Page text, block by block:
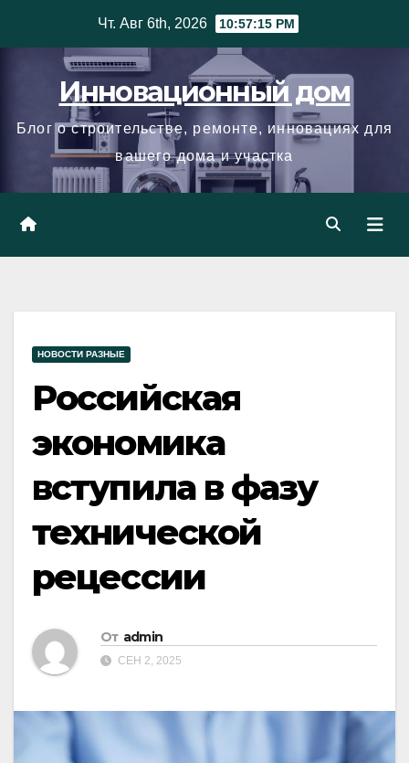
Чт. Авг 6th, 2026 10:57:16 PM
Инновационный дом
Блог о строительстве, ремонте, инновациях для
вашего дома и участка
НОВОСТИ РАЗНЫЕ
Российская
экономика
вступила в фазу
технической
рецессии
От admin
СЕН 2, 2025